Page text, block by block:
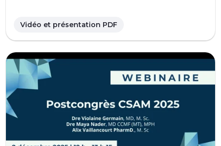
Vidéo et présentation PDF